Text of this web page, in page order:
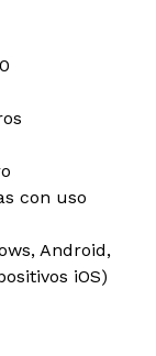
con uso
Android,
iOS)